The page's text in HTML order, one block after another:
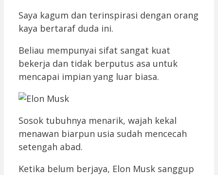
Saya kagum dan terinspirasi dengan orang
kaya bertaraf duda ini.
Beliau mempunyai sifat sangat kuat
bekerja dan tidak berputus asa untuk
mencapai impian yang luar biasa.
Sosok tubuhnya menarik, wajah kekal
menawan biarpun usia sudah mencecah
setengah abad.
Ketika belum berjaya, Elon Musk sanggup